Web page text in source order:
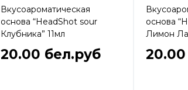
Вкусоароматическая
основа “HeadShot sour
Клубника” 11мл
20.00 бел.руб
основа
Лимон